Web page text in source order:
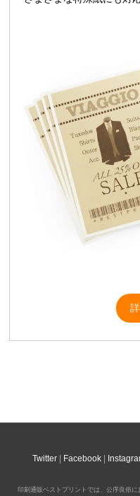
Twitter Facebook
印刷通販ベストプリントでは、公序良俗